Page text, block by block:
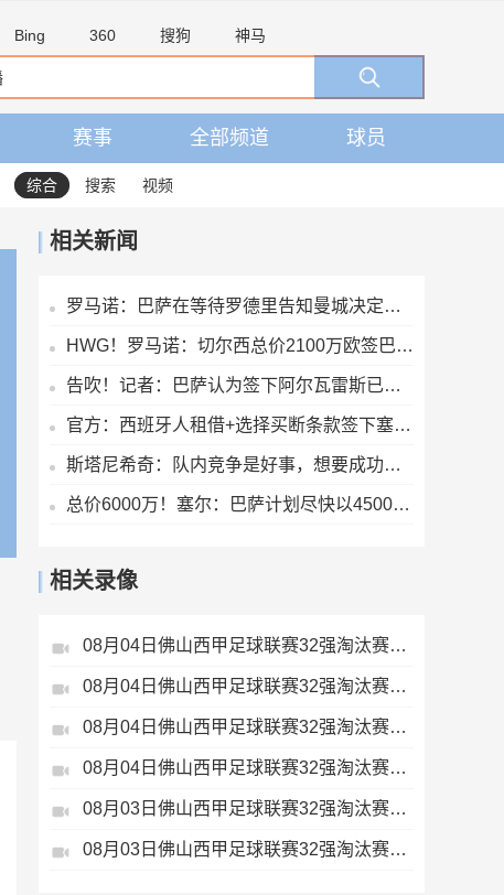
Bing 360 搜狗 神马
赛事 全部频道 球员
综合 搜索 视频
相关新闻
罗马诺：巴萨在等待罗德里告知曼城决定，想尽量快速推进以防意外
HWG！罗马诺：切尔西总价2100万欧签巴列卡诺28岁左后卫查瓦里亚
告吹！记者：巴萨认为签下阿尔瓦雷斯已无可能，正在寻找备选目标
官方：西班牙人租借+选择买断条款签下塞尔塔中卫乌奈·努涅斯
斯塔尼希奇：队内竞争是好事，想要成功就得拥有庞大阵容
总价6000万！塞尔：巴萨计划尽快以4500万欧+1500万报价罗德里
相关录像
08月04日佛山西甲足球联赛32强淘汰赛广东西南建设VS香港圣徒全场录像
08月04日佛山西甲足球联赛32强淘汰赛藝品高國際VS湛江狂狼·粵辉能源全场录像
08月04日佛山西甲足球联赛32强淘汰赛肇庆恒骏成VS三七互娱全场录像
08月04日佛山西甲足球联赛32强淘汰赛贪玩游戏VS美的薪火全场录像
08月03日佛山西甲足球联赛32强淘汰赛广东客家青年VS广州英华思力U17全场录像
08月03日佛山西甲足球联赛32强淘汰赛三水乐民兴健力宝VS中国澳门澳科精英全场录像